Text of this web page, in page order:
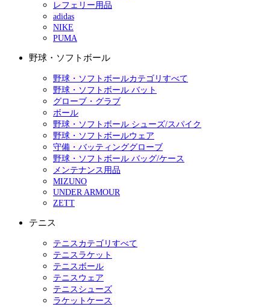
レフェリー用品
adidas
NIKE
PUMA
野球・ソフトボール
野球・ソフトボールカテゴリすべて
野球・ソフトボール バット
グローブ・グラブ
ボール
野球・ソフトボール シューズ/スパイク
野球・ソフトボールウェア
守備・バッティンググローブ
野球・ソフトボール バッグ/ケース
メンテナンス用品
MIZUNO
UNDER ARMOUR
ZETT
テニス
テニスカテゴリすべて
テニスラケット
テニスボール
テニスウェア
テニスシューズ
ラケットケース